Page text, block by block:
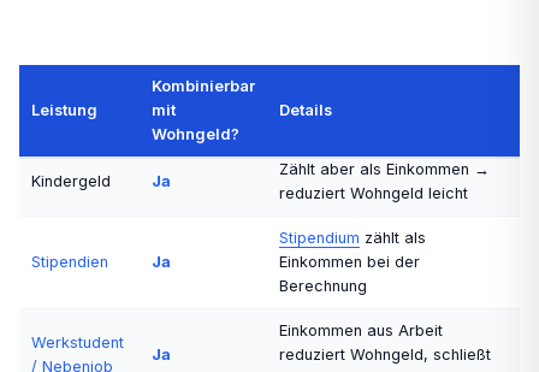
Leistung
Kombinierbar
mit
Wohngeld?
Details
BAföG Nein
Gegenseitiger Ausschluss (§
Kindergeld Ja
Zählt aber als Einkommen →
reduziert Wohngeld leicht
Stipendien Ja
Stipendium zählt als
Einkommen bei der
Berechnung
Werkstudent
/ Nebenjob
Ja
Einkommen aus Arbeit
reduziert Wohngeld, schließt